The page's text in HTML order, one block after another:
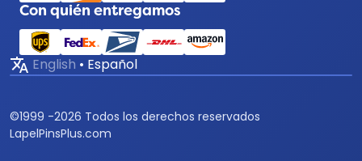
Con quién entregamos
translate English • Español
©1999 -2026 Todos los derechos reservados
LapelPinsPlus.com